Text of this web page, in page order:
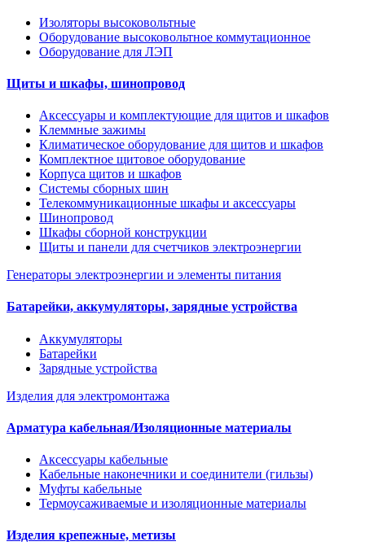
Изоляторы высоковольтные
Оборудование высоковольтное коммутационное
Оборудование для ЛЭП
Щиты и шкафы, шинопровод
Аксессуары и комплектующие для щитов и шкафов
Клеммные зажимы
Климатическое оборудование для щитов и шкафов
Комплектное щитовое оборудование
Корпуса щитов и шкафов
Системы сборных шин
Телекоммуникационные шкафы и аксессуары
Шинопровод
Шкафы сборной конструкции
Щиты и панели для счетчиков электроэнергии
Генераторы электроэнергии и элементы питания
Батарейки, аккумуляторы, зарядные устройства
Аккумуляторы
Батарейки
Зарядные устройства
Изделия для электромонтажа
Арматура кабельная/Изоляционные материалы
Аксессуары кабельные
Кабельные наконечники и соединители (гильзы)
Муфты кабельные
Термоусаживаемые и изоляционные материалы
Изделия крепежные, метизы